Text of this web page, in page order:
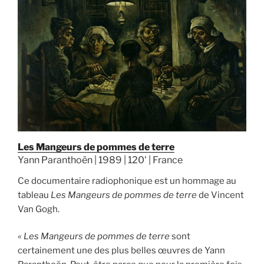
Les Mangeurs de pommes de terre
Yann Paranthoën | 1989 | 120' | France
Ce documentaire radiophonique est un hommage au
tableau Les Mangeurs de pommes de terrede Vincent
Van Gogh.
« Les Mangeurs de pommes de terresont
certainement une des plus belles œuvres de Yann